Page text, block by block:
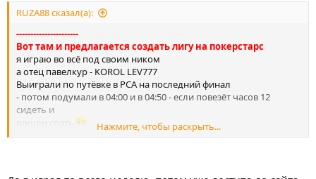
RUZA88 сказал(а):
----------------------
Вот там и предлагается создать лигу на покерстарс
я играю во всё под своим ником
а отец павелкур - KOROL LEV777
Выиграли по путёвке в РСА на последний финал
- потом подумали в 04:00 и в 04:50 - если повезёт часов 12
сидеть и
пошли спать
а твой ник я мельком встречал :sbeer:
Нажмите, чтобы раскрыть...